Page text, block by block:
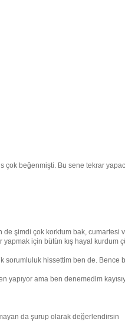
çok beğenmişti. Bu sene tekrar
de şimdi çok korktum bak, cumartesi
yapmak için bütün kış hayal kurdum
sorumluluk hissettim ben de.
ama ben denemedim
da şurup olarak değerlendirsin